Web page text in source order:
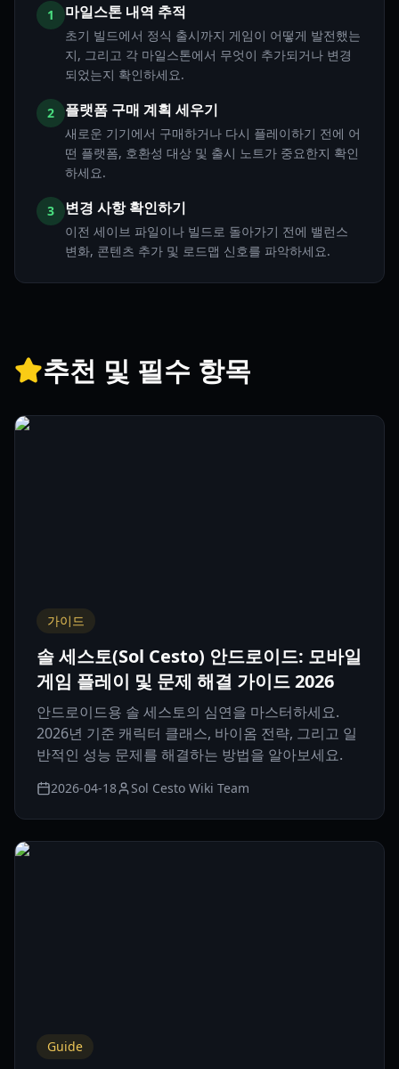
1 마일스톤 내역 추적
초기 빌드에서 정식 출시까지 게임이 어떻게 발전했는
지, 그리고 각 마일스톤에서 무엇이 추가되거나 변경
되었는지 확인하세요.
2 플랫폼 구매 계획 세우기
새로운 기기에서 구매하거나 다시 플레이하기 전에 어
떤 플랫폼, 호환성 대상 및 출시 노트가 중요한지 확인
하세요.
3 변경 사항 확인하기
이전 세이브 파일이나 빌드로 돌아가기 전에 밸런스
변화, 콘텐츠 추가 및 로드맵 신호를 파악하세요.
추천 및 필수 항목
가이드
솔 세스토(Sol Cesto) 안드로이드: 모바일
게임 플레이 및 문제 해결 가이드 2026
안드로이드용 솔 세스토의 심연을 마스터하세요.
2026년 기준 캐릭터 클래스, 바이옴 전략, 그리고 일
반적인 성능 문제를 해결하는 방법을 알아보세요.
2026-04-18 Sol Cesto Wiki Team
Guide